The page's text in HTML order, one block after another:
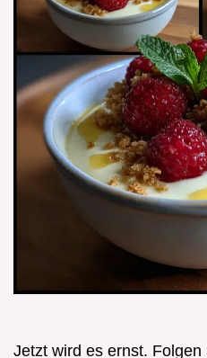
Jetzt wird es ernst.